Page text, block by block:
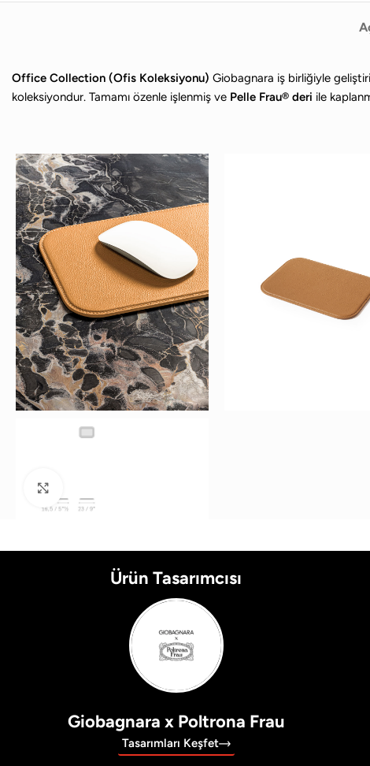
Office Collection (Ofis Koleksiyonu) Giobagnara iş birliğiyle
koleksiyondur. Tamamı özenle işlenmiş ve Pelle Frau® deri ile
Ürün Tasarımcısı
Giobagnara x Poltrona Frau
Tasarımları Keşfet